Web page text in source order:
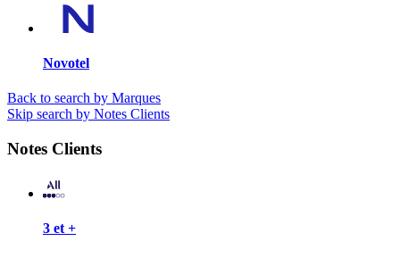
Novotel
Back to search by Marques
Skip search by Notes Clients
Notes Clients
3 et +